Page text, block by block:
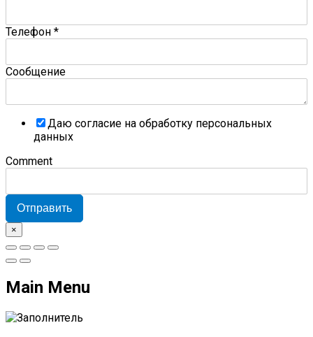
Телефон *
Сообщение
Даю согласие на обработку персональных
данных
Comment
Отправить
×
Main Menu